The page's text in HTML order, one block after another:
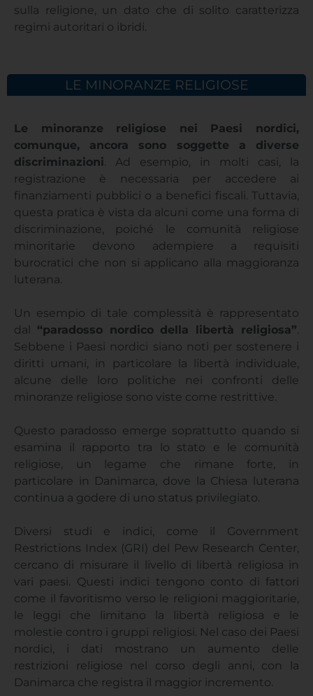
sulla religione, un dato che di solito caratterizza
regimi autoritari o ibridi.
LE MINORANZE RELIGIOSE
Le minoranze religiose nei Paesi nordici,
comunque, ancora sono soggette a diverse
discriminazioni . Ad esempio, in molti casi, la
registrazione è necessaria per accedere ai
finanziamenti pubblici o a benefici fiscali. Tuttavia,
questa pratica è vista da alcuni come una forma di
discriminazione, poiché le comunità religiose
minoritarie devono adempiere a requisiti
burocratici che non si applicano alla maggioranza
luterana.
Un esempio di tale complessità è rappresentato
dal “paradosso nordico della libertà religiosa”
Sebbene i Paesi nordici siano noti per sostenere i
diritti umani, in particolare la libertà individuale,
alcune delle loro politiche nei confronti delle
minoranze religiose sono viste come restrittive.
Questo paradosso emerge soprattutto quando si
esamina il rapporto tra lo stato e le comunità
religiose, un legame che rimane forte, in
particolare in Danimarca, dove la Chiesa luterana
continua a godere di uno status privilegiato.
Diversi studi e indici, come il Government
Restrictions Index (GRI) del Pew Research Center,
cercano di misurare il livello di libertà religiosa in
vari paesi. Questi indici tengono conto di fattori
come il favoritismo verso le religioni maggioritarie,
le leggi che limitano la libertà religiosa e le
molestie contro i gruppi religiosi. Nel caso dei Paesi
nordici, i dati mostrano un aumento delle
restrizioni religiose nel corso degli anni, con la
Danimarca che registra il maggior incremento.